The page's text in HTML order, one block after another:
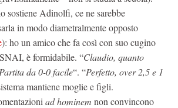
sostiene Adinolfi, ce ne sarebbe
in modo diametralmente opposto
): ho un amico che fa così con suo cugino
è formidabile. “Claudio, quanto
Partita da 0-0 facile“. “Perfetto, over 2,5 e 1
mantiene moglie e figli.
ad hominem non convincono